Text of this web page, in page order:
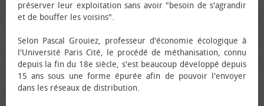
préserver leur exploitation sans avoir "besoin de s'agrandir
et de bouffer les voisins".
Selon Pascal Grouiez, professeur d'économie écologique à
l'Université Paris Cité, le procédé de méthanisation, connu
depuis la fin du 18e siècle, s'est beaucoup développé depuis
15 ans sous une forme épurée afin de pouvoir l'envoyer
dans les réseaux de distribution.